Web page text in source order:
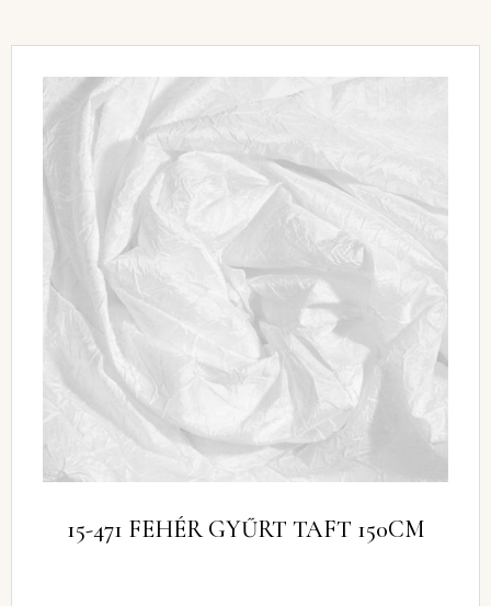
15-471 FEHÉR GYŰRT TAFT 150CM